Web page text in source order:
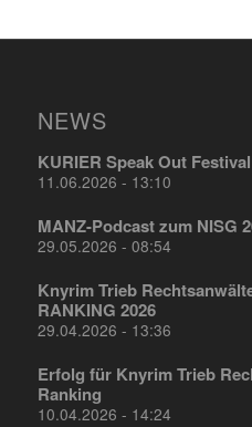
NEWS
KURIER Speak Out
11.06.2026 - 13:10
MANZ-Podcast zum NISG
29.05.2026 - 08:54
Knyrim Trieb
RANKING 2026
29.04.2026 - 13:36
Erfolg für Knyrim Trieb
Ranking
10.04.2026 - 14:24